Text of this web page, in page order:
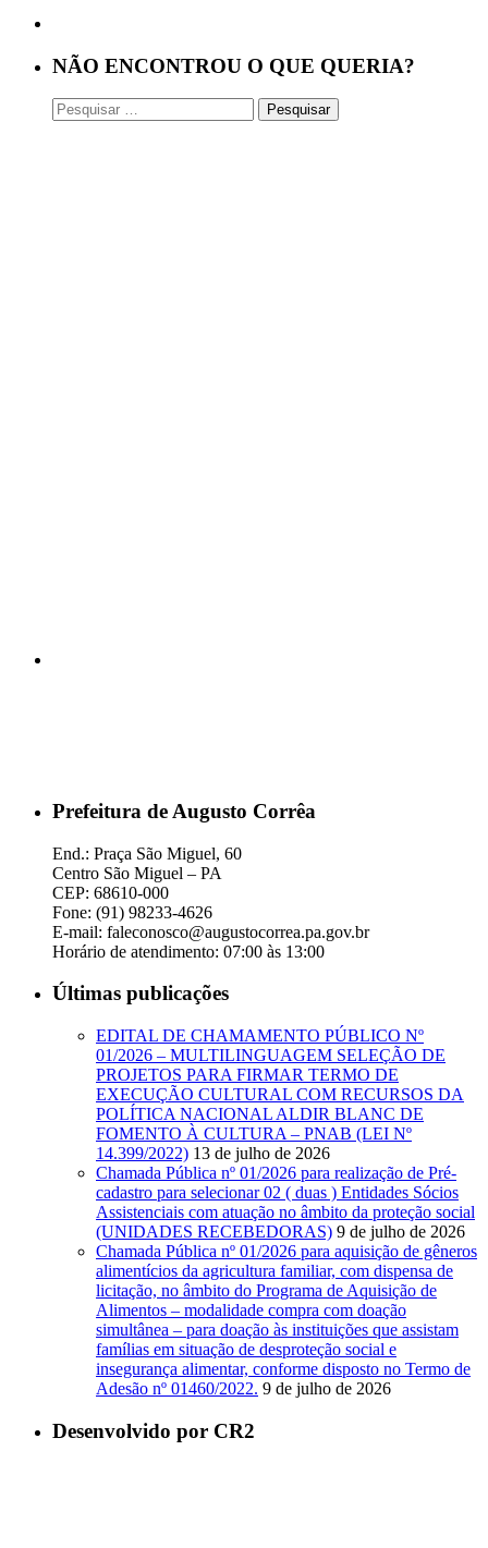
NÃO ENCONTROU O QUE QUERIA?
Prefeitura de Augusto Corrêa
End.: Praça São Miguel, 60
Centro São Miguel – PA
CEP: 68610-000
Fone: (91) 98233-4626
E-mail: faleconosco@augustocorrea.pa.gov.br
Horário de atendimento: 07:00 às 13:00
Últimas publicações
EDITAL DE CHAMAMENTO PÚBLICO Nº
01/2026 – MULTILINGUAGEM SELEÇÃO DE
PROJETOS PARA FIRMAR TERMO DE
EXECUÇÃO CULTURAL COM RECURSOS DA
POLÍTICA NACIONAL ALDIR BLANC DE
FOMENTO À CULTURA – PNAB (LEI Nº
14.399/2022) 13 de julho de 2026
Chamada Pública nº 01/2026 para realização de Pré-
cadastro para selecionar 02 ( duas ) Entidades Sócios
Assistenciais com atuação no âmbito da proteção social
(UNIDADES RECEBEDORAS) 9 de julho de 2026
Chamada Pública nº 01/2026 para aquisição de gêneros
alimentícios da agricultura familiar, com dispensa de
licitação, no âmbito do Programa de Aquisição de
Alimentos – modalidade compra com doação
simultânea – para doação às instituições que assistam
famílias em situação de desproteção social e
insegurança alimentar, conforme disposto no Termo de
Adesão nº 01460/2022. 9 de julho de 2026
Desenvolvido por CR2